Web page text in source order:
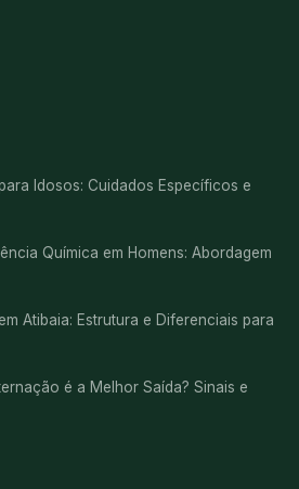
Idosos: Cuidados Específicos e
Química em Homens: Abordagem
Atibaia: Estrutura e Diferenciais para
é a Melhor Saída? Sinais e